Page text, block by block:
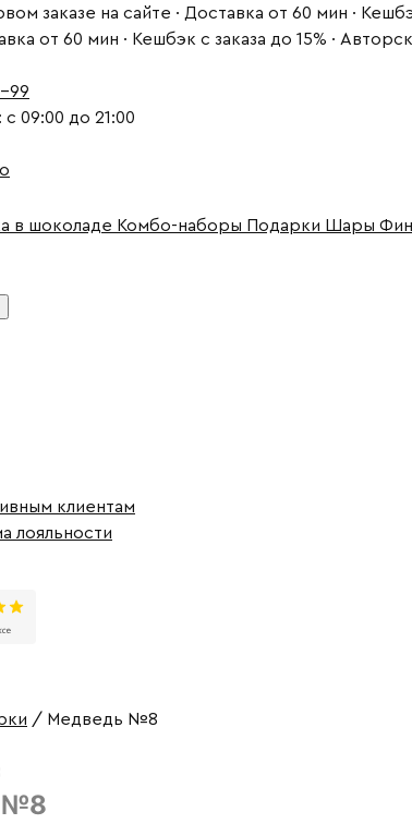
заказе на сайте · Доставка от 60 мин ·
от 60 мин · Кешбэк с заказа до 15% ·
99
09:00 до 21:00
в шоколаде Комбо-наборы Подарки Шары
клиентам
лояльности
/ Медведь №8
№8